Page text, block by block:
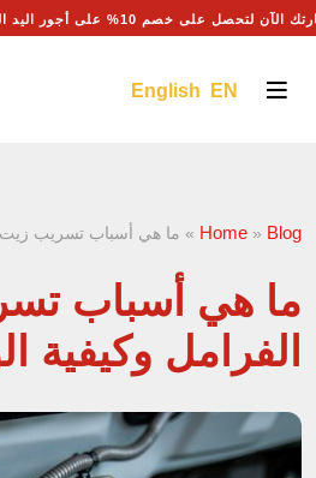
الآن لتحصل على خصم 10% على أجور اليد العاملة
English EN
Home » Blog
» ما هي أسباب تسريب زيت
ما هي أسباب
الفرامل وكيفية